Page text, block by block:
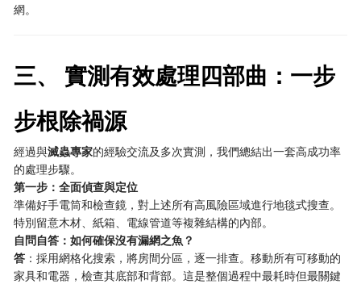
網。
三、 實測有效處理四部曲：一步
步根除禍源
經過與滅蟲專家的經驗交流及多次實測，我們總結出一套高成功率
的處理步驟。
第一步：全面偵查與定位
準備好手電筒和檢查鏡，對上述所有高風險區域進行地毯式搜查。
特別留意木材、紙箱、電線管道等複雜結構的內部。
自問自答：如何確保沒有漏網之魚？
答 ：採用網格化搜索，將房間分區，逐一排查。移動所有可移動的
家具和電器，檢查其底部和背部。這是整個過程中最耗時但最關鍵